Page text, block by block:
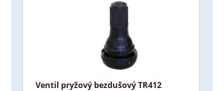
Ventil pryžový bezdušový TR412